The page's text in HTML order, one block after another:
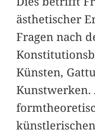
ästhetischer
Fragen nach
Künsten,
Kunstwerken.